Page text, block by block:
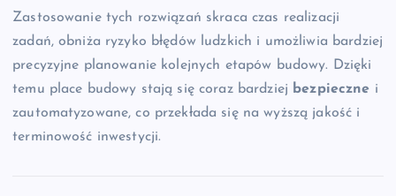
Zastosowanie tych rozwiązań skraca czas realizacji
zadań, obniża ryzyko błędów ludzkich i umożliwia bardziej
precyzyjne planowanie kolejnych etapów budowy. Dzięki
temu place budowy stają się coraz bardziej bezpieczne i
zautomatyzowane, co przekłada się na wyższą jakość i
terminowość inwestycji.